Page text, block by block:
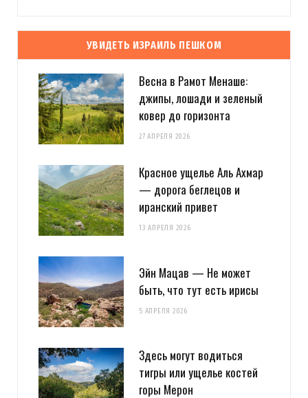
УВИДЕТЬ ИЗРАИЛЬ ПЕШКОМ
Весна в Рамот Менаше:
джипы, лошади и зеленый
ковер до горизонта
27 АПРЕЛЯ 2026
Красное ущелье Аль Ахмар
— дорога беглецов и
иранский привет
13 АПРЕЛЯ 2026
Эйн Мацав — Не может
быть, что тут есть ирисы
5 АПРЕЛЯ 2026
Здесь могут водиться
тигры или ущелье костей
горы Мерон